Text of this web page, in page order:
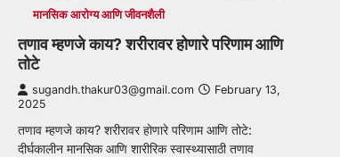
मानसिक आरोग्य आणि जीवनशैली
तणाव म्हणजे काय? शरीरावर होणारे परिणाम आणि
तोटे
sugandh.thakur03@gmail.com
February 13,
2025
तणाव म्हणजे काय? शरीरावर होणारे परिणाम आणि तोटे:
दीर्घकालीन मानसिक आणि शारीरिक स्वास्थ्यासाठी तणाव